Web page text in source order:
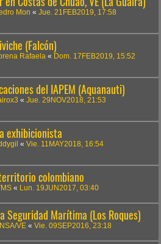
Mon « Jue. 21FEB2019, 17:58
(Falcón)
Rafaela « Dom. 17FEB2019, 15:52
del IAPEM (Aquanauti)
« Jue. 29NOV2018, 21:53
exhibicionista
« Vie. 11MAY2018, 16:54
colombiano
« Lun. 19JUN2017, 03:40
Seguridad Marítima (Los Roques)
VE « Vie. 09SEP2016, 23:18